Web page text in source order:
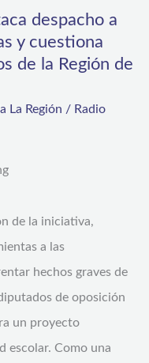
despacho a
y cuestiona
de la Región de
La Región / Radio
de la iniciativa,
a las
hechos graves de
de oposición
un proyecto
escolar. Como una